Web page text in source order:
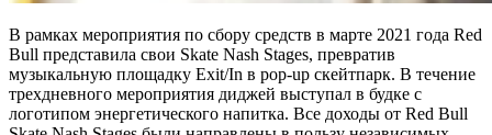
В рамках мероприятия по сбору средств в марте 2021 года Red
Bull представила свои Skate Nash Stages, превратив
музыкальную площадку Exit/In в pop-up скейтпарк. В течение
трехдневного мероприятия диджей выступал в будке с
логотипом энергетического напитка. Все доходы от Red Bull